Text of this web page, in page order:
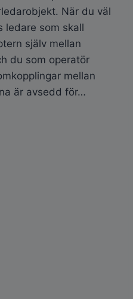
När du väl
ledare som skall
själv mellan
du som operatör
mellan
är avsedd för…